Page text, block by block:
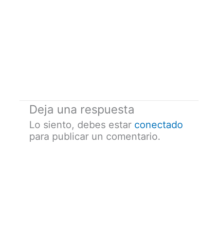
Deja una respuesta
Lo siento, debes estar conectado
para publicar un comentario.